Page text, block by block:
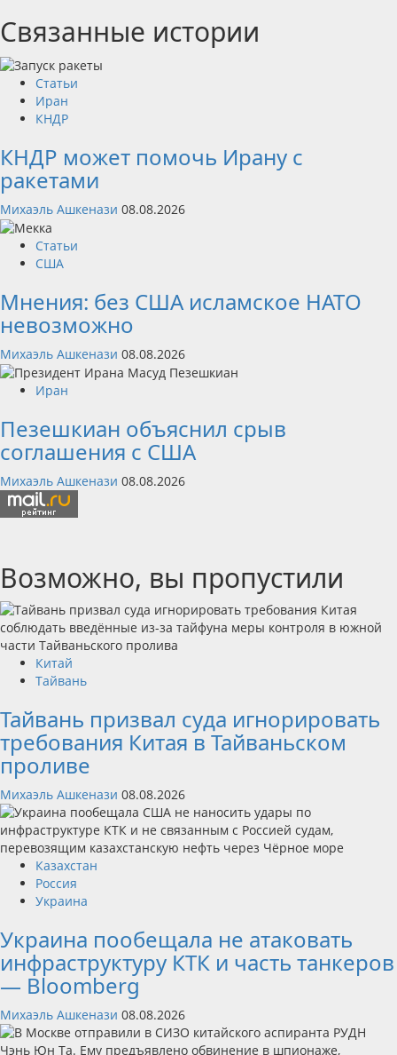
Связанные истории
Статьи
Иран
КНДР
КНДР может помочь Ирану с
ракетами
Михаэль Ашкенази 08.08.2026
Статьи
США
Мнения: без США исламское НАТО
невозможно
Михаэль Ашкенази 08.08.2026
Иран
Пезешкиан объяснил срыв
соглашения с США
Михаэль Ашкенази 08.08.2026
Возможно, вы пропустили
Китай
Тайвань
Тайвань призвал суда игнорировать
требования Китая в Тайваньском
проливе
Михаэль Ашкенази 08.08.2026
Казахстан
Россия
Украина
Украина пообещала не атаковать
инфраструктуру КТК и часть танкеров
— Bloomberg
Михаэль Ашкенази 08.08.2026